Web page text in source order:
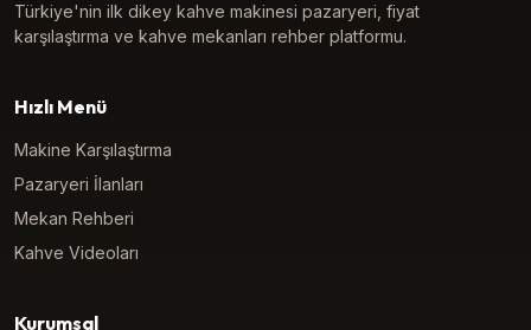
Türkiye'nin ilk dikey kahve makinesi pazaryeri, fiyat
karşılaştırma ve kahve mekanları rehber platformu.
Hızlı Menü
Makine Karşılaştırma
Pazaryeri İlanları
Mekan Rehberi
Kahve Videoları
Kurumsal